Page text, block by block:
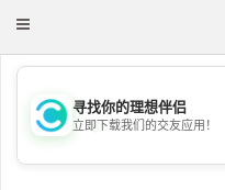
Toggle
💖
💕
寻找你的理想伴侣
立即下载我们的交友应用！